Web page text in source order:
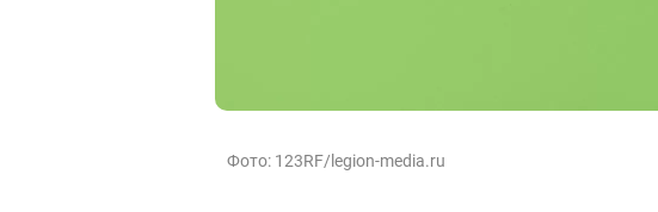
Фото: 123RF/legion-media.ru